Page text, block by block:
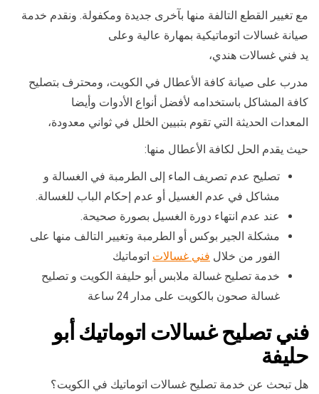
مع تغيير القطع التالفة منها بآخرى جديدة ومكفولة. ونقدم خدمة
صيانة غسالات اتوماتيكية بمهارة عالية وعلى
يد فني غسالات هندي،
مدرب على صيانة كافة الأعطال في الكويت، ومحترف بتصليح
كافة المشاكل باستخدامه لأفضل أنواع الأدوات وأيضا
المعدات الحديثة التي تقوم بتبيين الخلل في ثواني معدودة،
حيث يقدم الحل لكافة الأعطال منها:
تصليح عدم تصريف الماء إلى الطرمبة في الغسالة و
مشاكل في عدم الغسيل أو عدم إحكام الباب للغسالة.
عند عدم انتهاء دورة الغسيل بصورة صحيحة.
مشكلة الجير بوكس أو الطرمبة وتغيير التالف منها على
الفور من خلال فني غسالات اتوماتيك
خدمة تصليح غسالة ملابس أبو حليفة الكويت و تصليح
غسالة صحون بالكويت على مدار 24 ساعة
فني تصليح غسالات اتوماتيك أبو
حليفة
هل تبحث عن خدمة تصليح غسالات اتوماتيك في الكويت؟